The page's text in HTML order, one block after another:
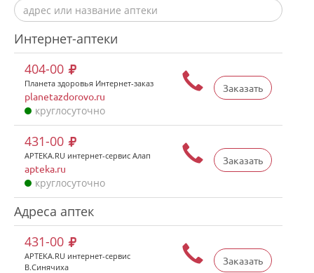
Интернет-аптеки
Заказать
404-00
Планета здоровья Интернет-заказ
planetazdorovo.ru
круглосуточно
Заказать
431-00
APTEKA.RU интернет-сервис Алап
apteka.ru
круглосуточно
Адреса аптек
Заказать
431-00
APTEKA.RU интернет-сервис
В.Синячиха